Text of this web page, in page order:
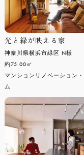
光と緑が映える家
神奈川県横浜市緑区 N様
約75.00㎡
マンションリノベーション
ム